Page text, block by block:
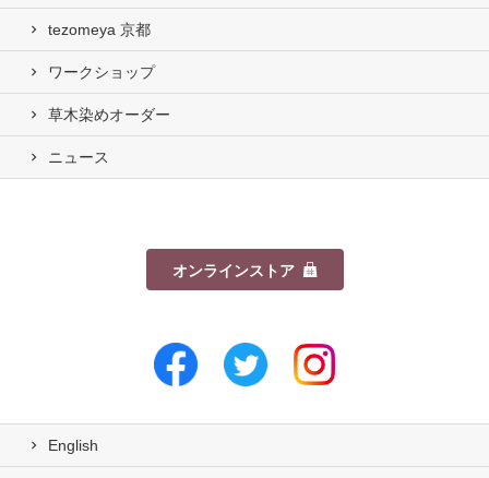
tezomeya 京都
ワークショップ
草木染めオーダー
ニュース
オンラインストア
English